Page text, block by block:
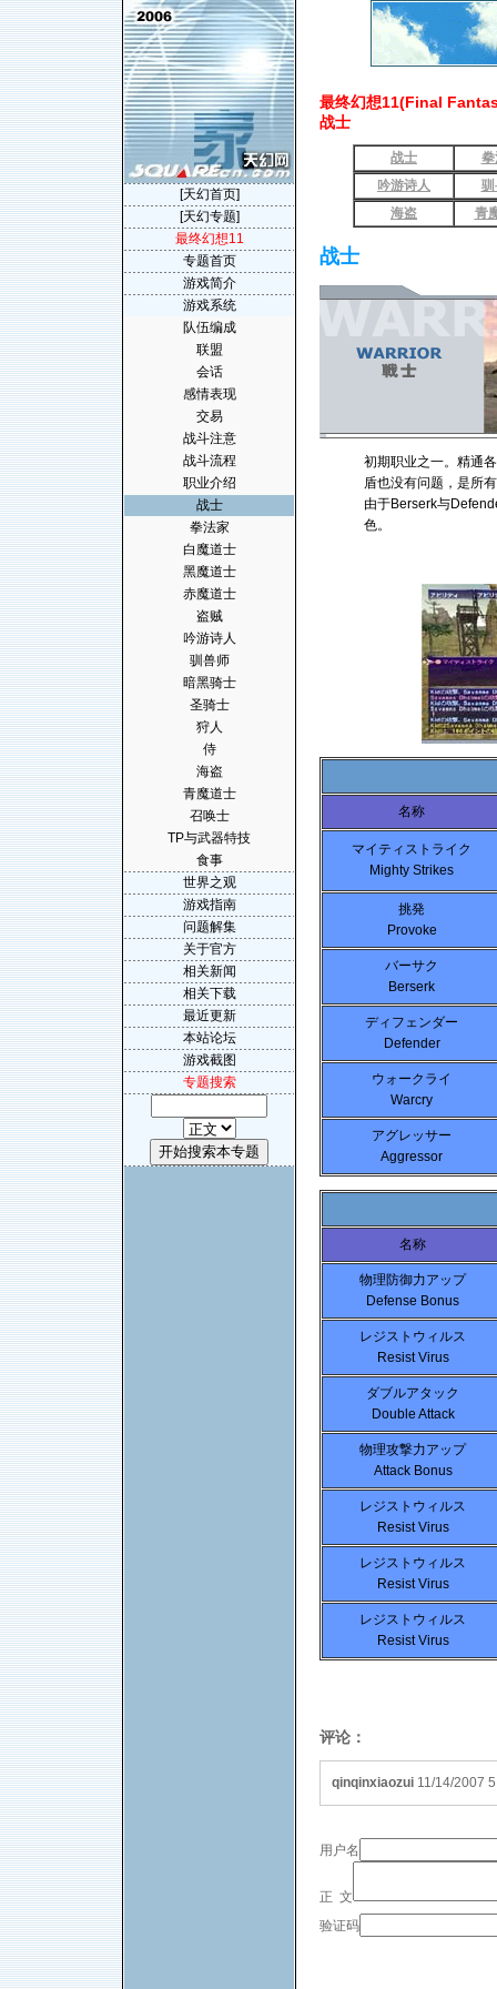
最终幻想11(Final
战士
战士
拳
吟游诗人
驯
海盗
青
战士
初期职业之一。精通
盾也没有问题，是所
由于Berserk与
色。
名称
マイティストライク
Mighty Strikes
挑発
Provoke
バーサク
Berserk
ディフェンダー
Defender
ウォークライ
Warcry
アグレッサー
Aggressor
名称
物理防御力アップ
Defense Bonus
レジストウィルス
Resist Virus
ダブルアタック
Double Attack
物理攻撃力アップ
Attack Bonus
レジストウィルス
Resist Virus
レジストウィルス
Resist Virus
レジストウィルス
Resist Virus
评论：
qinqinxiaozui 11/14/2007
用户名
正 文
验证码
[天幻首页]
[天幻专题]
最终幻想11
专题首页
游戏简介
游戏系统
队伍编成
联盟
会话
感情表现
交易
战斗注意
战斗流程
职业介绍
战士
拳法家
白魔道士
黑魔道士
赤魔道士
盗贼
吟游诗人
驯兽师
暗黑骑士
圣骑士
狩人
侍
海盗
青魔道士
召唤士
TP与武器特技
食事
世界之观
游戏指南
问题解集
关于官方
相关新闻
相关下载
最近更新
本站论坛
游戏截图
专题搜索